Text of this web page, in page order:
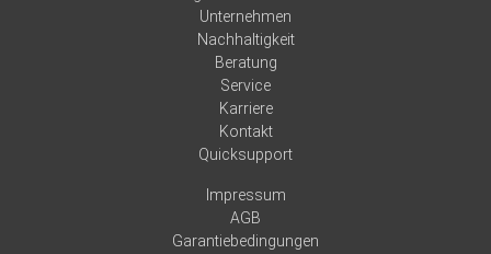
Unternehmen
Nachhaltigkeit
Beratung
Service
Karriere
Kontakt
Quicksupport
Impressum
AGB
Garantiebedingungen